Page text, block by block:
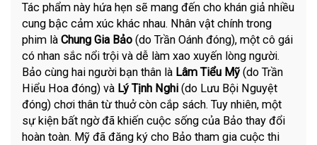
Tác phẩm này hứa hẹn sẽ mang đến cho khán giả nhiều
cung bậc cảm xúc khác nhau. Nhân vật chính trong
phim làChung Gia Bảo (do Trần Oánh đóng), một cô gái
có nhan sắc nổi trội và dễ làm xao xuyến lòng người.
Bảo cùng hai người bạn thân là Lâm Tiểu Mỹ(do Trần
Hiểu Hoa đóng) và Lý Tịnh Nghi (do Lưu Bội Nguyệt
đóng) chơi thân từ thuở còn cắp sách. Tuy nhiên, một
sự kiện bất ngờ đã khiến cuộc sống của Bảo thay đổi
hoàn toàn. Mỹ đã đăng ký cho Bảo tham gia cuộc thi